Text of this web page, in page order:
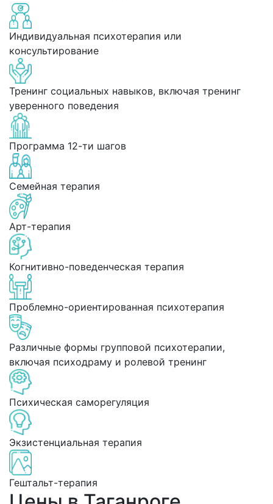
Индивидуальная психотерапия или
консультирование
Тренинг социальных навыков, включая тренинг
уверенного поведения
Программа 12-ти шагов
Семейная терапия
Арт-терапия
Когнитивно-поведенческая терапия
Проблемно-ориентированная психотерапия
Различные формы групповой психотерапии,
включая психодраму и ролевой тренинг
Психическая саморегуляция
Экзистенциальная терапия
Гештальт-терапия